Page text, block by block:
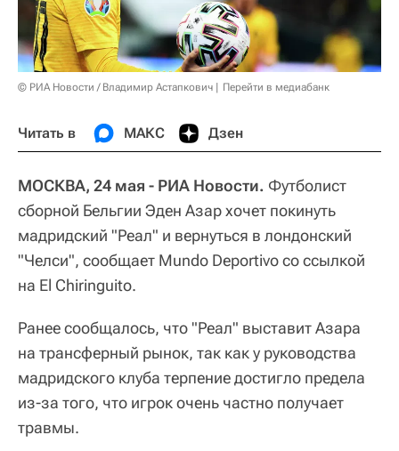
© РИА Новости / Владимир Астапкович Перейти в медиабанк
Читать в МАКС Дзен
МОСКВА, 24 мая - РИА Новости. Футболист
сборной Бельгии Эден Азар хочет покинуть
мадридский "Реал" и вернуться в лондонский
"Челси", сообщает Mundo Deportivo со ссылкой
на El Chiringuito.
Ранее сообщалось, что "Реал" выставит Азара
на трансферный рынок, так как у руководства
мадридского клуба терпение достигло предела
из-за того, что игрок очень частно получает
травмы.